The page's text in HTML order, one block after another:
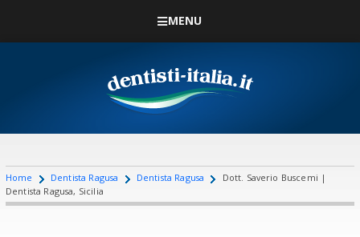
MENU
Home Dentista Ragusa Dentista Ragusa
Dott. Saverio Buscemi |
Dentista Ragusa, Sicilia